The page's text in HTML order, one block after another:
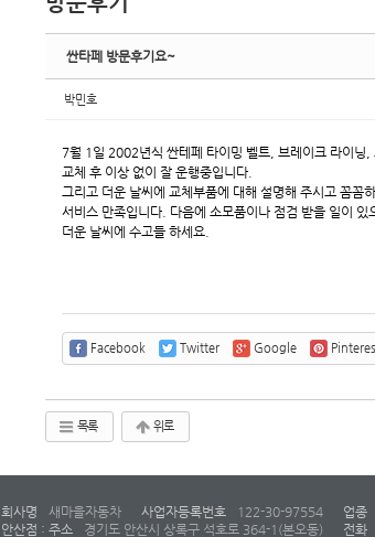
싼타페 방문후기요~
박민호
7월 1일 2002년식 싼테페 타이밍 벨트, 브레이크 라이닝,
교체 후 이상 없이 잘 운행중입니다.
그리고 더운 날씨에 교체부품에 대해 설명해 주시고 꼼꼼
서비스 만족입니다. 다음에 소모품이나 점검 받을 일이 있
더운 날씨에 수고들 하세요.
Facebook Twitter Google
목록 위로
회사명 새마을자동차 사업자등록번호 122-30-97554 업종
안산점 : 주소
경기도 안산시 상록구 석호로 364-1(본오동) 전화